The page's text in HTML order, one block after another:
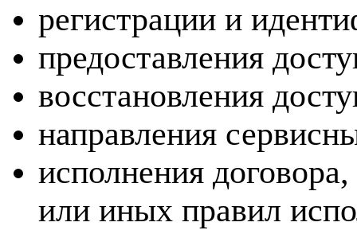
регистрации и
предоставления
восстановления
направления
исполнения
или иных правил